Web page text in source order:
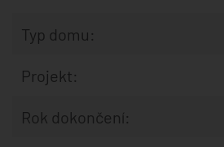
Typ domu:
Projekt:
Rok dokončení: